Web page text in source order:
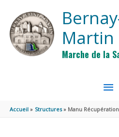
Martin
Marche de la
Accueil Structures Manu Récupération